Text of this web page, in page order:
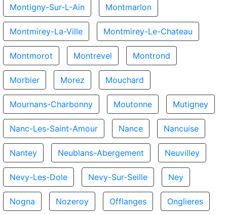
Montigny-Sur-L-Ain Montmarlon
Montmirey-La-Ville Montmirey-Le-Chateau
Montmorot Montrevel Montrond
Morbier Morez Mouchard
Mournans-Charbonny Moutonne Mutigney
Nanc-Les-Saint-Amour Nance Nancuise
Nantey Neublans-Abergement Neuvilley
Nevy-Les-Dole Nevy-Sur-Seille Ney
Nogna Nozeroy Offlanges Onglieres